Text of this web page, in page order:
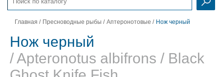
Главная / Пресноводные рыбы / Аптеронотовые / Нож черный
Нож черный
/ Apteronotus albifrons / Black